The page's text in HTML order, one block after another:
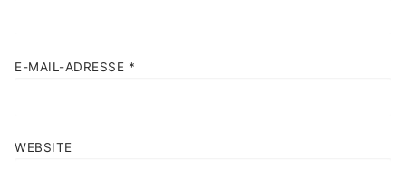
E-MAIL-ADRESSE *
WEBSITE